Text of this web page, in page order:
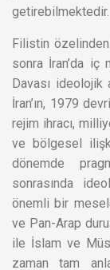
getirebilmektedir.
Filistin
sonra İran’da
Davası ideolojik
İran’ın, 1979
rejim ihracı,
ve bölgesel
dönemde
sonrasında
önemli bir
ve Pan-Arap
ile İslam ve
zaman tam